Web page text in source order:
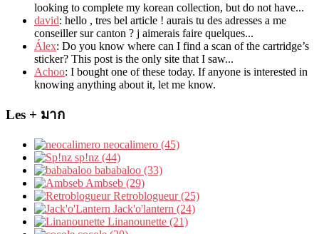
looking to complete my korean collection, but do not have...
david: hello , tres bel article ! aurais tu des adresses a me
conseiller sur canton ? j aimerais faire quelques...
Álex: Do you know where can I find a scan of the cartridge’s
sticker? This post is the only site that I saw...
Achoo: I bought one of these today. If anyone is interested in
knowing anything about it, let me know.
Les + มาก
neocalimero (45)
sp!nz (44)
bababaloo (33)
Ambseb (29)
Retroblogueur (25)
Jack'o'lantern (24)
Linanounette (21)